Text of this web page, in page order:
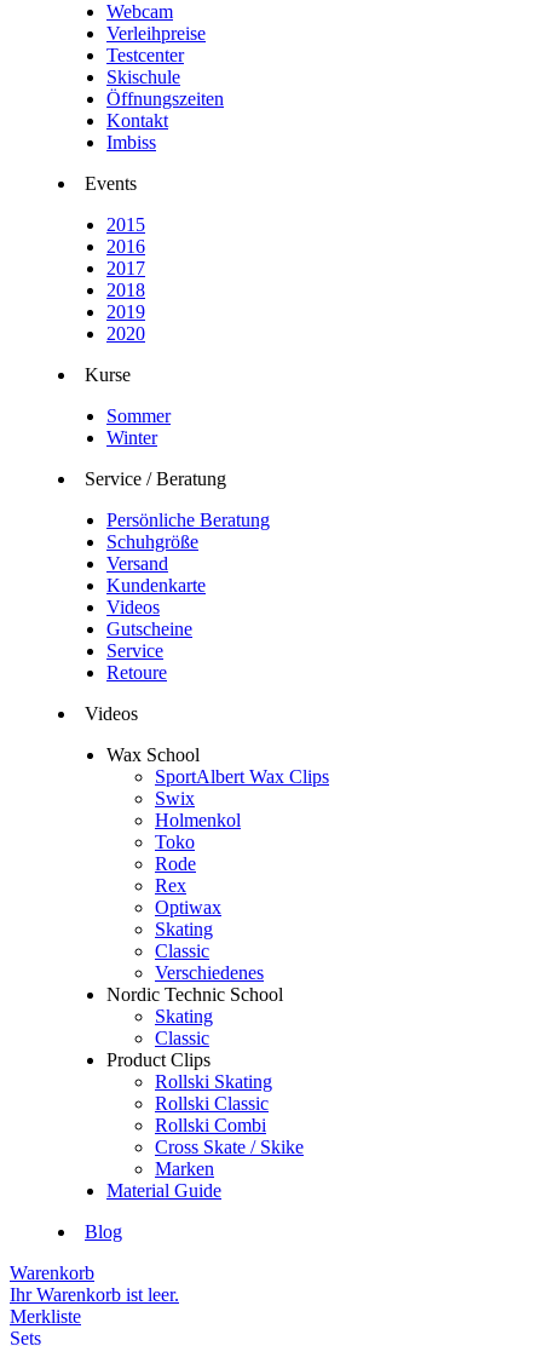
Webcam
Verleihpreise
Testcenter
Skischule
Öffnungszeiten
Kontakt
Imbiss
Events
2015
2016
2017
2018
2019
2020
Kurse
Sommer
Winter
Service / Beratung
Persönliche Beratung
Schuhgröße
Versand
Kundenkarte
Videos
Gutscheine
Service
Retoure
Videos
Wax School
SportAlbert Wax Clips
Swix
Holmenkol
Toko
Rode
Rex
Optiwax
Skating
Classic
Verschiedenes
Nordic Technic School
Skating
Classic
Product Clips
Rollski Skating
Rollski Classic
Rollski Combi
Cross Skate / Skike
Marken
Material Guide
Blog
Warenkorb
Ihr Warenkorb ist leer.
Merkliste
Sets